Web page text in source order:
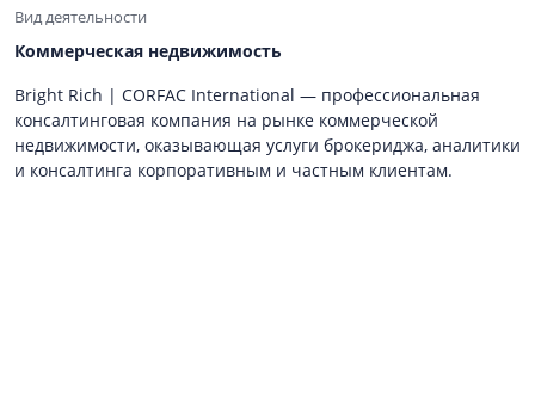
Вид деятельности
Коммерческая недвижимость
Bright Rich | CORFAC International — профессиональная
консалтинговая компания на рынке коммерческой
недвижимости, оказывающая услуги брокериджа, аналитики
и консалтинга корпоративным и частным клиентам.